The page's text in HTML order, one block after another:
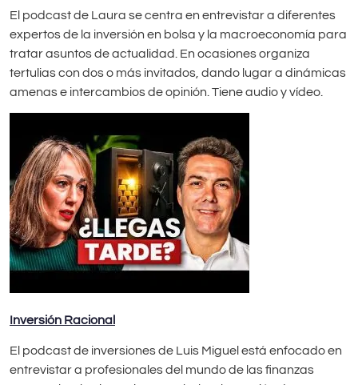
El podcast de Laura se centra en entrevistar a diferentes
expertos de la inversión en bolsa y la macroeconomía para
tratar asuntos de actualidad. En ocasiones organiza
tertulias con dos o más invitados, dando lugar a dinámicas
amenas e intercambios de opinión. Tiene audio y vídeo.
Inversión Racional
El podcast de inversiones de Luis Miguel está enfocado en
entrevistar a profesionales del mundo de las finanzas